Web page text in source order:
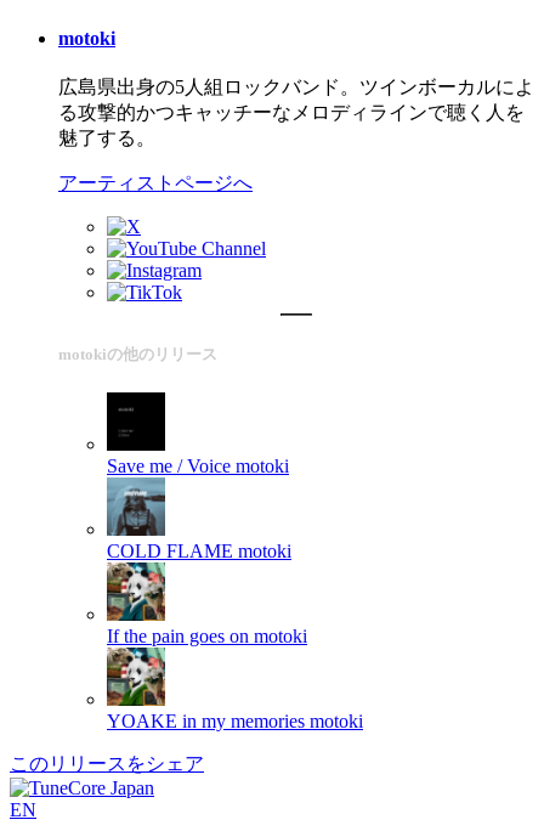
motoki
広島県出身の5人組ロックバンド。ツインボーカルによ
る攻撃的かつキャッチーなメロディラインで聴く人を
魅了する。
アーティストページへ
motokiの他のリリース
Save me / Voice motoki
COLD FLAME motoki
If the pain goes on motoki
YOAKE in my memories motoki
このリリースをシェア
EN